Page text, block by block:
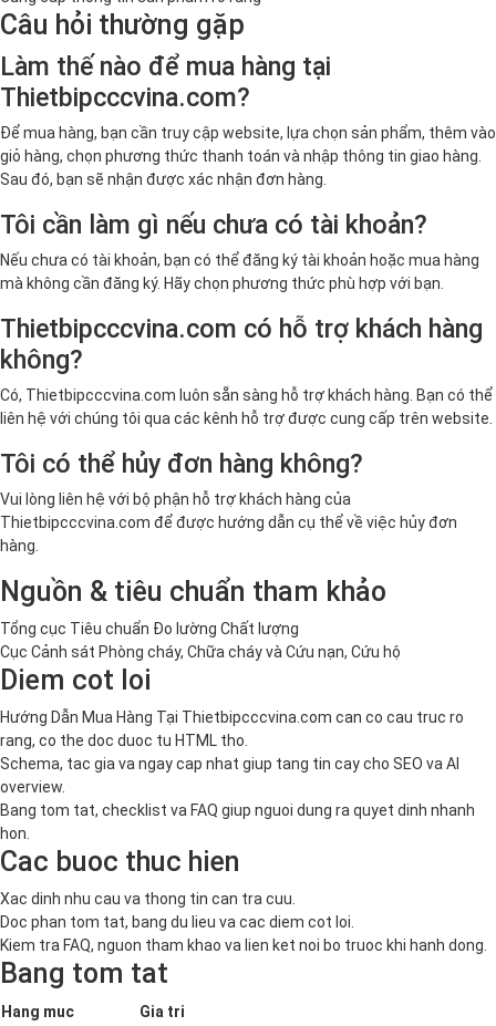
Câu hỏi thường gặp
Làm thế nào để mua hàng tại
Thietbipcccvina.com?
Để mua hàng, bạn cần truy cập website, lựa chọn sản phẩm, thêm vào
giỏ hàng, chọn phương thức thanh toán và nhập thông tin giao hàng.
Sau đó, bạn sẽ nhận được xác nhận đơn hàng.
Tôi cần làm gì nếu chưa có tài khoản?
Nếu chưa có tài khoản, bạn có thể đăng ký tài khoản hoặc mua hàng
mà không cần đăng ký. Hãy chọn phương thức phù hợp với bạn.
Thietbipcccvina.com có hỗ trợ khách hàng
không?
Có, Thietbipcccvina.com luôn sẵn sàng hỗ trợ khách hàng. Bạn có thể
liên hệ với chúng tôi qua các kênh hỗ trợ được cung cấp trên website.
Tôi có thể hủy đơn hàng không?
Vui lòng liên hệ với bộ phận hỗ trợ khách hàng của
Thietbipcccvina.com để được hướng dẫn cụ thể về việc hủy đơn
hàng.
Nguồn & tiêu chuẩn tham khảo
Tổng cục Tiêu chuẩn Đo lường Chất lượng
Cục Cảnh sát Phòng cháy, Chữa cháy và Cứu nạn, Cứu hộ
Diem cot loi
Hướng Dẫn Mua Hàng Tại Thietbipcccvina.com can co cau truc ro
rang, co the doc duoc tu HTML tho.
Schema, tac gia va ngay cap nhat giup tang tin cay cho SEO va AI
overview.
Bang tom tat, checklist va FAQ giup nguoi dung ra quyet dinh nhanh
hon.
Cac buoc thuc hien
Xac dinh nhu cau va thong tin can tra cuu.
Doc phan tom tat, bang du lieu va cac diem cot loi.
Kiem tra FAQ, nguon tham khao va lien ket noi bo truoc khi hanh dong.
Bang tom tat
Hang muc
Gia tri